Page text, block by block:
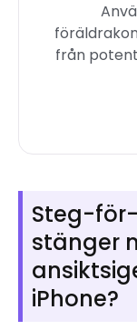
från
Steg-
stänger
iPhone?